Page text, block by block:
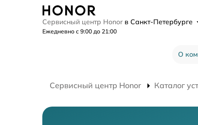
Сервисный центр Honor в Санкт-Петербурге
Ежедневно с 9:00 до 21:00
О
Сервисный центр Honor Каталог